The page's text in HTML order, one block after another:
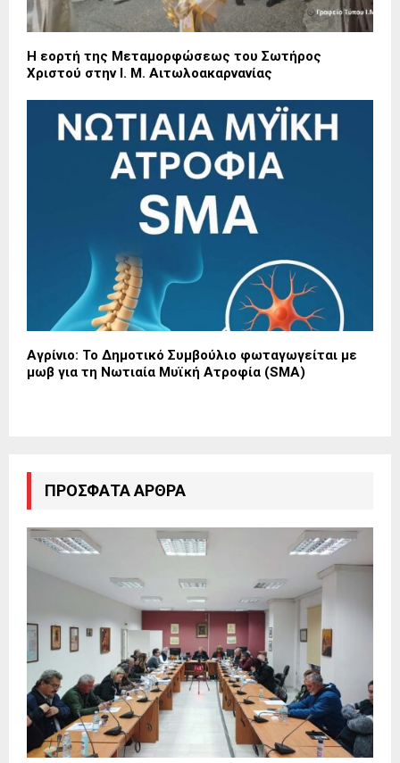
Η εορτή της Μεταμορφώσεως του Σωτήρος
Χριστού στην Ι. Μ. Αιτωλοακαρνανίας
Αγρίνιο: Το Δημοτικό Συμβούλιο φωταγωγείται με
μωβ για τη Νωτιαία Μυϊκή Ατροφία (SMA)
ΠΡΌΣΦΑΤΑ ΆΡΘΡΑ